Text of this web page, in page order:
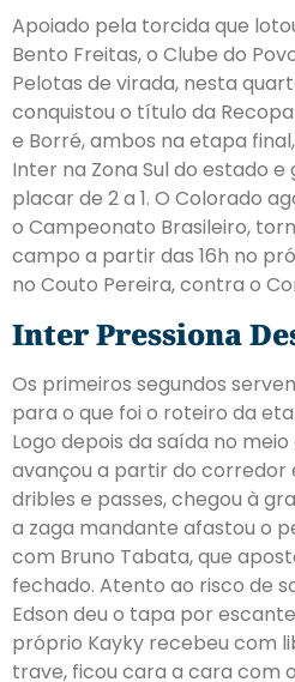
Apoiado pela torcida que
Bento Freitas, o Clube do
Pelotas de virada, nesta
conquistou o título da
e Borré, ambos na etapa
Inter na Zona Sul do estado
placar de 2 a 1. O Colorado
o Campeonato Brasileiro,
campo a partir das 16h no
no Couto Pereira, contra o
Inter Pressiona
Os primeiros segundos
para o que foi o roteiro da
Logo depois da saída no
avançou a partir do corredor
dribles e passes, chegou à
a zaga mandante afastou o
com Bruno Tabata, que
fechado. Atento ao risco de
Edson deu o tapa por
próprio Kayky recebeu com
trave, ficou cara a cara com